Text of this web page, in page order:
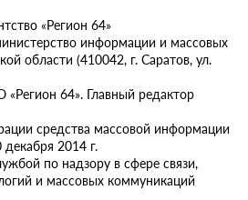
«Регион 64»
информации и массовых
области (410042, г. Саратов, ул.
64». Главный редактор
средства массовой информации
2014 г.
по надзору в сфере связи,
и массовых коммуникаций